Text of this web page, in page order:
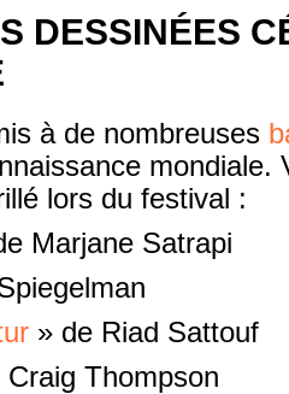
DESSINÉES
à de nombreuses
lors du festival :
Marjane Satrapi
» de Riad Sattouf
Craig Thompson